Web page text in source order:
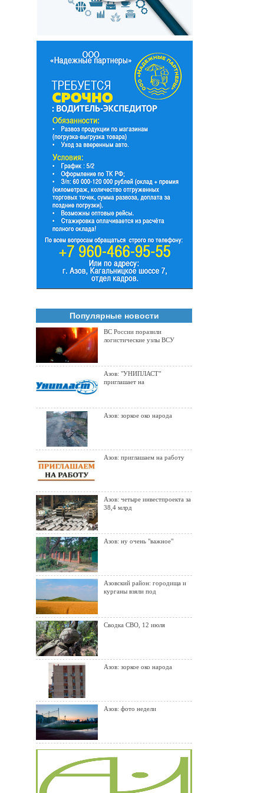
Популярные новости
ВС России поразили
логистические узлы ВСУ
Азов: "УНИПЛАСТ"
приглашает на
Азов: зоркое око народа
Азов: приглашаем на работу
Азов: четыре инвестпроекта за
38,4 млрд
Азов: ну очень "важное"
Азовский район: городища и
курганы взяли под
Сводка СВО, 12 июля
Азов: зоркое око народа
Азов: фото недели